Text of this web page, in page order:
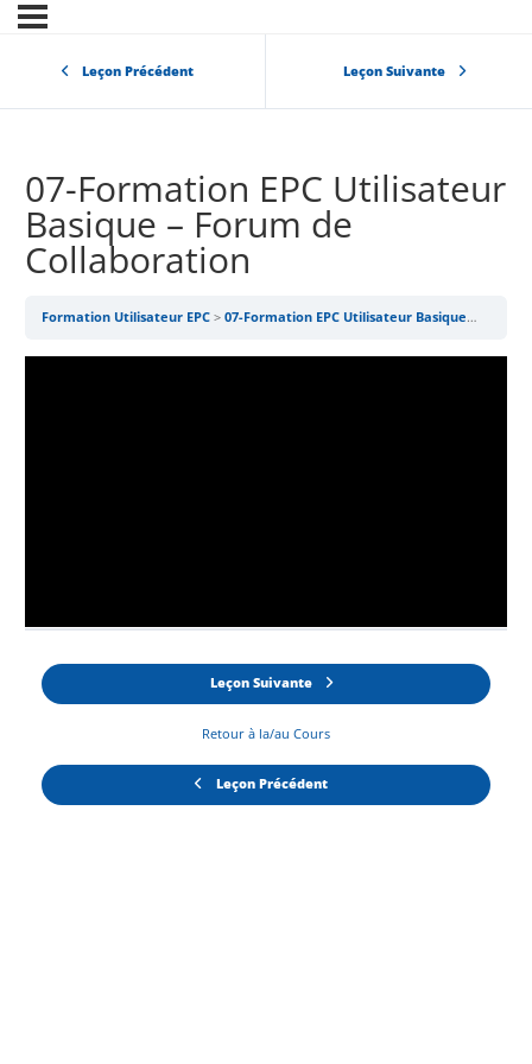
Leçon Précédent Leçon Suivante
07-Formation EPC Utilisateur
Basique – Forum de
Collaboration
Formation Utilisateur EPC 07-Formation EPC Utilisateur Basique – Forum de Collaboration
Leçon Précédent
Retour à la/au Cours
Leçon Suivante